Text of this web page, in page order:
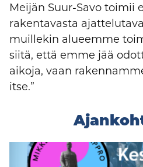
Meijän Suur-Savo toimii
rakentavasta
muillekin alueemme
siitä, että emme jää
aikoja, vaan
itse.”